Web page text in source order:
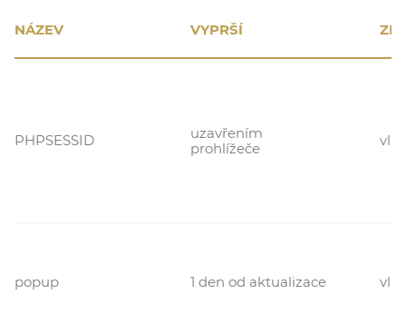
NÁZEV VYPRŠÍ
PHPSESSID
uzavřením
prohlížeče
popup 1 den od aktualizace